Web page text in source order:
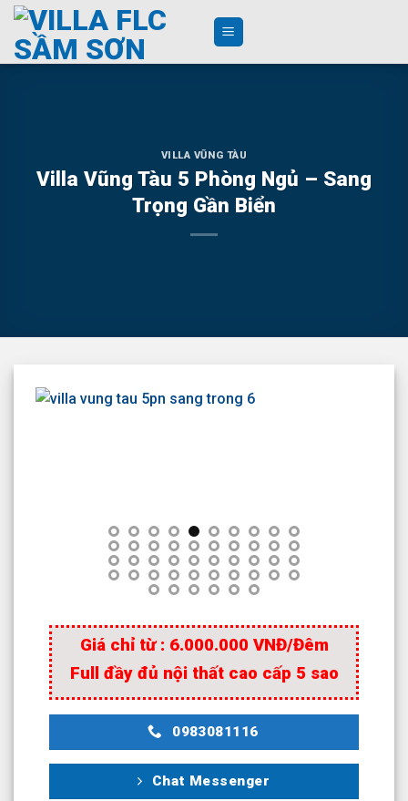
Skip
content
VILLA VŨNG TÀU
Villa Vũng Tàu 5 Phòng Ngủ – Sang
Trọng Gần Biển
Giá chỉ từ : 6.000.000 VNĐ/Đêm
Full đầy đủ nội thất cao cấp 5 sao
0983081116
Chat Messenger